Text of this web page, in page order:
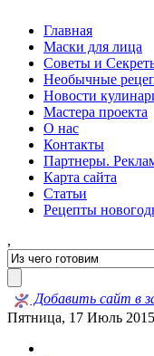
Главная
Маски для лица
Советы и
Необычные
Новости
Мастера проекта
О нас
Контакты
Партнеры.
Карта сайта
Статьи
Рецепты
,
Добавить сайт в
Пятница, 17 Июль 2015